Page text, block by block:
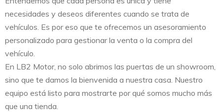
necesidades y deseos diferentes cuando se trata de
vehículos. Es por eso que te ofrecemos un asesoramiento
personalizado para gestionar la venta o la compra del
vehículo.
En LB2 Motor, no solo abrimos las puertas de un showroom,
sino que te damos la bienvenida a nuestra casa. Nuestro
equipo está listo para mostrarte por qué somos mucho más
que una tienda.